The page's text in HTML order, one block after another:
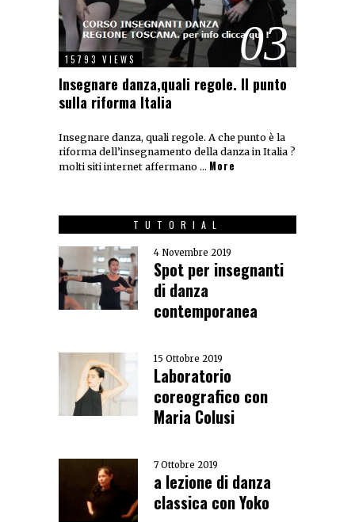
03
15793 VIEWS
Insegnare danza,quali regole. Il punto
sulla riforma Italia
Insegnare danza, quali regole. A che punto è la
riforma dell’insegnamento della danza in Italia ?
molti siti internet affermano … More
TUTORIAL
4 Novembre 2019
Spot per insegnanti
di danza
contemporanea
15 Ottobre 2019
Laboratorio
coreografico con
Maria Colusi
7 Ottobre 2019
a lezione di danza
classica con Yoko